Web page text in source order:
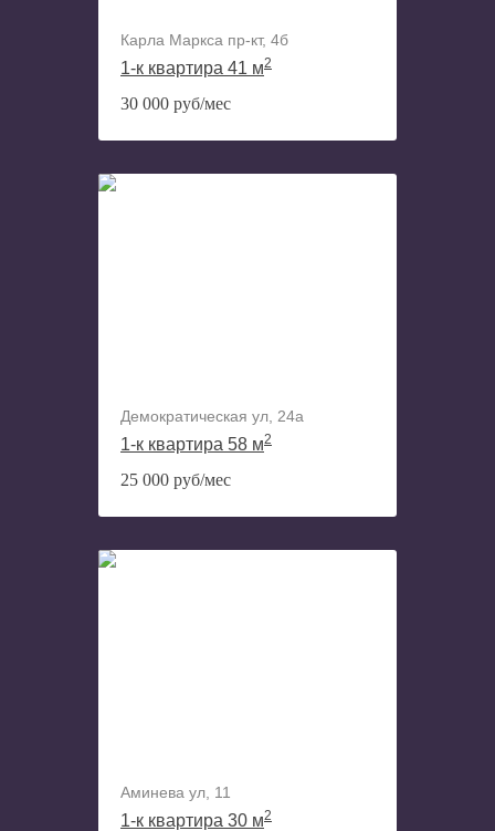
Карла Маркса пр-кт, 4б
1-к квартира 41 м2
30 000 руб/мес
Демократическая ул, 24а
1-к квартира 58 м2
25 000 руб/мес
Аминева ул, 11
1-к квартира 30 м2